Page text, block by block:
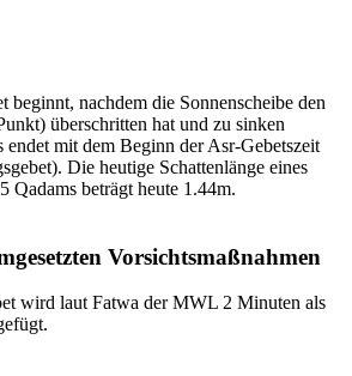
beginnt, nachdem die Sonnenscheibe den
überschritten hat und zu sinken
endet mit dem Beginn der Asr-Gebetszeit
Die heutige Schattenlänge eines
Qadams beträgt heute 1.44m.
Vorsichtsmaßnahmen
wird laut Fatwa der MWL 2 Minuten als